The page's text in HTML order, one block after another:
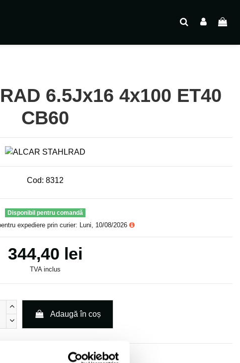
6.5Jx16 4x100 ET40
CB60
Cod: 8312
Disponibil pentru comandă
expediere prin curier: Luni, 10/08/2026
344,40 lei
TVA inclus
Adaugă în coș